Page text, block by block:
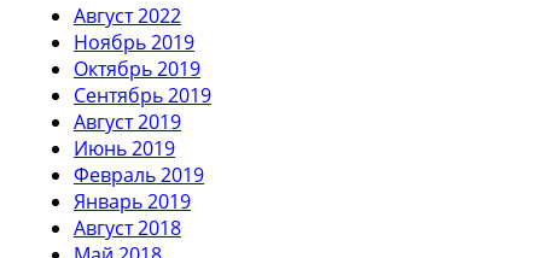
Август 2022
Ноябрь 2019
Октябрь 2019
Сентябрь 2019
Август 2019
Июнь 2019
Февраль 2019
Январь 2019
Август 2018